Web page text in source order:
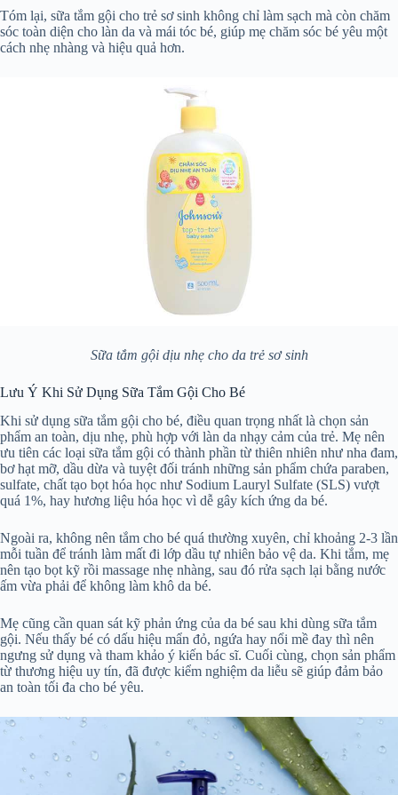
Tóm lại, sữa tắm gội cho trẻ sơ sinh không chỉ làm sạch mà còn chăm
sóc toàn diện cho làn da và mái tóc bé, giúp mẹ chăm sóc bé yêu một
cách nhẹ nhàng và hiệu quả hơn.
Sữa tắm gội dịu nhẹ cho da trẻ sơ sinh
Lưu Ý Khi Sử Dụng Sữa Tắm Gội Cho Bé
Khi sử dụng sữa tắm gội cho bé, điều quan trọng nhất là chọn sản
phẩm an toàn, dịu nhẹ, phù hợp với làn da nhạy cảm của trẻ. Mẹ nên
ưu tiên các loại sữa tắm gội có thành phần từ thiên nhiên như nha đam,
bơ hạt mỡ, dầu dừa và tuyệt đối tránh những sản phẩm chứa paraben,
sulfate, chất tạo bọt hóa học như Sodium Lauryl Sulfate (SLS) vượt
quá 1%, hay hương liệu hóa học vì dễ gây kích ứng da bé.
Ngoài ra, không nên tắm cho bé quá thường xuyên, chỉ khoảng 2-3 lần
mỗi tuần để tránh làm mất đi lớp dầu tự nhiên bảo vệ da. Khi tắm, mẹ
nên tạo bọt kỹ rồi massage nhẹ nhàng, sau đó rửa sạch lại bằng nước
ấm vừa phải để không làm khô da bé.
Mẹ cũng cần quan sát kỹ phản ứng của da bé sau khi dùng sữa tắm
gội. Nếu thấy bé có dấu hiệu mẩn đỏ, ngứa hay nổi mề đay thì nên
ngưng sử dụng và tham khảo ý kiến bác sĩ. Cuối cùng, chọn sản phẩm
từ thương hiệu uy tín, đã được kiểm nghiệm da liễu sẽ giúp đảm bảo
an toàn tối đa cho bé yêu.